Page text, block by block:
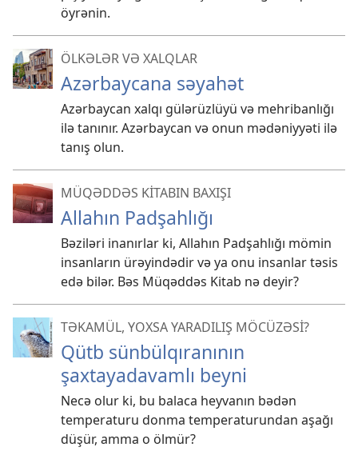
öyrənin.
ÖLKƏLƏR VƏ XALQLAR
Azərbaycana səyahət
Azərbaycan xalqı gülərüzlüyü və mehribanlığı
ilə tanınır. Azərbaycan və onun mədəniyyəti ilə
tanış olun.
MÜQƏDDƏS KİTABIN BAXIŞI
Allahın Padşahlığı
Bəziləri inanırlar ki, Allahın Padşahlığı mömin
insanların ürəyindədir və ya onu insanlar təsis
edə bilər. Bəs Müqəddəs Kitab nə deyir?
TƏKAMÜL, YOXSA YARADILIŞ MÖCÜZƏSİ?
Qütb sünbülqıranının
şaxtayadavamlı beyni
Necə olur ki, bu balaca heyvanın bədən
temperaturu donma temperaturundan aşağı
düşür, amma o ölmür?